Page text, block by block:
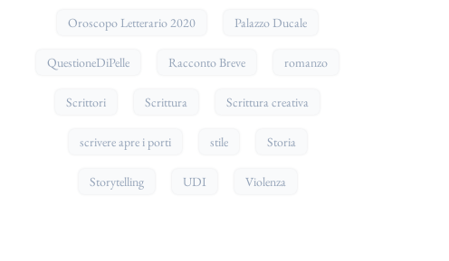
Oroscopo Letterario 2020 Palazzo Ducale
QuestioneDiPelle Racconto Breve romanzo
Scrittori Scrittura Scrittura creativa
scrivere apre i porti stile Storia
Storytelling UDI Violenza